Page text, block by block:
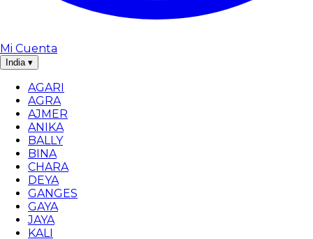
Mi Cuenta
India ▾
AGARI
AGRA
AJMER
ANIKA
BALLY
BINA
CHARA
DEYA
GANGES
GAYA
JAYA
KALI